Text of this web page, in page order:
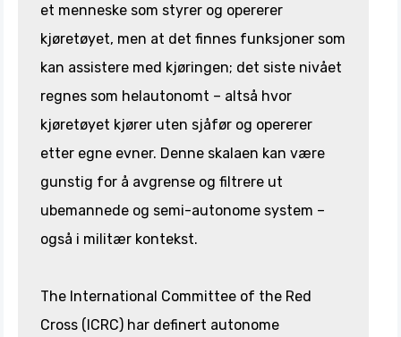
et menneske som styrer og opererer
kjøretøyet, men at det finnes funksjoner som
kan assistere med kjøringen; det siste nivået
regnes som helautonomt – altså hvor
kjøretøyet kjører uten sjåfør og opererer
etter egne evner. Denne skalaen kan være
gunstig for å avgrense og filtrere ut
ubemannede og semi-autonome system –
også i militær kontekst.
The International Committee of the Red
Cross (ICRC) har definert autonome